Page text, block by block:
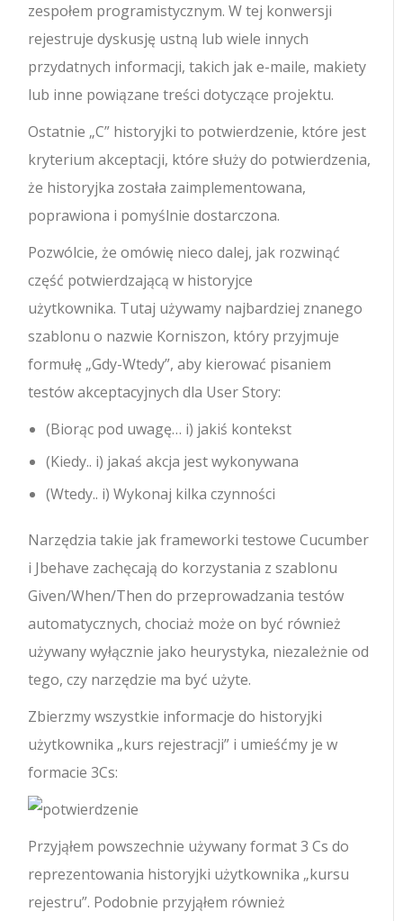
zespołem programistycznym. W tej konwersji
rejestruje dyskusję ustną lub wiele innych
przydatnych informacji, takich jak e-maile, makiety
lub inne powiązane treści dotyczące projektu.
Ostatnie „C” historyjki to potwierdzenie, które jest
kryterium akceptacji, które służy do potwierdzenia,
że ​​historyjka została zaimplementowana,
poprawiona i pomyślnie dostarczona.
Pozwólcie, że omówię nieco dalej, jak rozwinąć
część potwierdzającą w historyjce
użytkownika. Tutaj używamy najbardziej znanego
szablonu o nazwie Korniszon, który przyjmuje
formułę „Gdy-Wtedy”, aby kierować pisaniem
testów akceptacyjnych dla User Story:
(Biorąc pod uwagę… i) jakiś kontekst
(Kiedy.. i) jakaś akcja jest wykonywana
(Wtedy.. i) Wykonaj kilka czynności
Narzędzia takie jak frameworki testowe Cucumber
i Jbehave zachęcają do korzystania z szablonu
Given/When/Then do przeprowadzania testów
automatycznych, chociaż może on być również
używany wyłącznie jako heurystyka, niezależnie od
tego, czy narzędzie ma być użyte.
Zbierzmy wszystkie informacje do historyjki
użytkownika „kurs rejestracji” i umieśćmy je w
formacie 3Cs:
Przyjąłem powszechnie używany format 3 Cs do
reprezentowania historyjki użytkownika „kursu
rejestru”. Podobnie przyjąłem również